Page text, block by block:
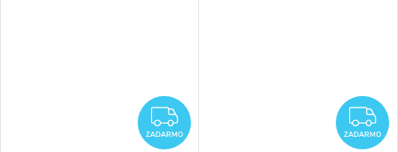
ZADARMO
ZADARMO ZADARMO